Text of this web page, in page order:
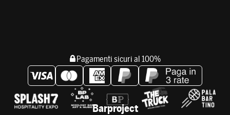
Pagamenti sicuri al 100%
Barproject